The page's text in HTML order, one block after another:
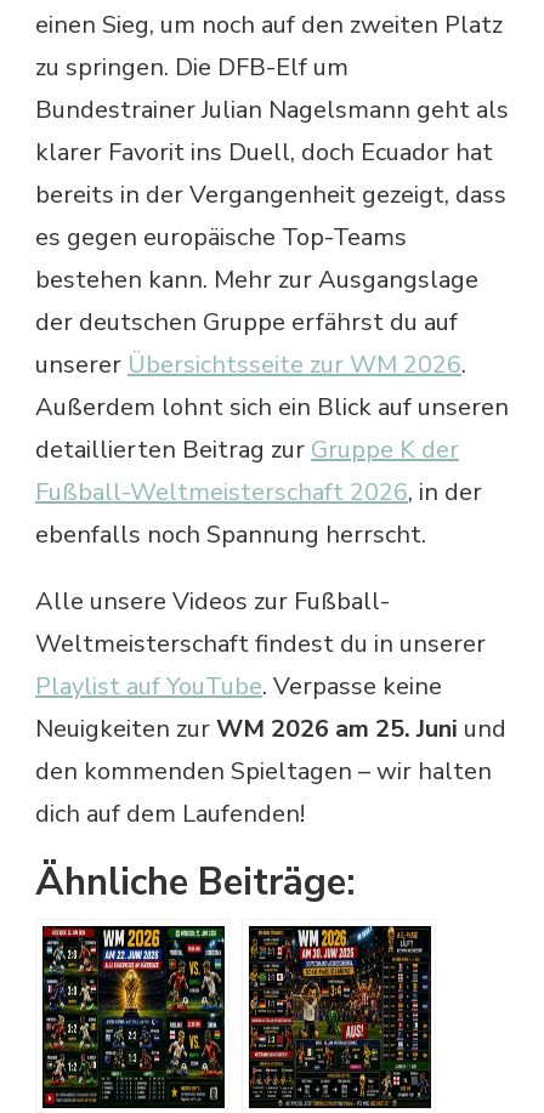
einen Sieg, um noch auf den zweiten Platz
zu springen. Die DFB-Elf um
Bundestrainer Julian Nagelsmann geht als
klarer Favorit ins Duell, doch Ecuador hat
bereits in der Vergangenheit gezeigt, dass
es gegen europäische Top-Teams
bestehen kann. Mehr zur Ausgangslage
der deutschen Gruppe erfährst du auf
unserer Übersichtsseite zur WM 2026.
Außerdem lohnt sich ein Blick auf unseren
detaillierten Beitrag zur Gruppe K der
Fußball-Weltmeisterschaft 2026, in der
ebenfalls noch Spannung herrscht.
Alle unsere Videos zur Fußball-
Weltmeisterschaft findest du in unserer
Playlist auf YouTube. Verpasse keine
Neuigkeiten zurWM 2026 am 25. Juni und
den kommenden Spieltagen – wir halten
dich auf dem Laufenden!
Ähnliche Beiträge: